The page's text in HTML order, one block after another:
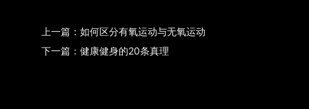
上一篇：如何区分有氧运动与无氧运动
下一篇：健康健身的20条真理